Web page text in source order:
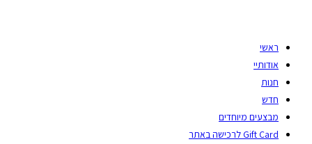
ראשי
אודותיי
חנות
חדש
מבצעים מיוחדים
Gift Card לרכישה באתר